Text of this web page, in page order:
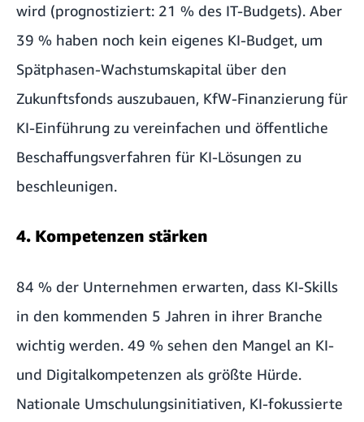
wird (prognostiziert: 21 % des IT-Budgets). Aber
39 % haben noch kein eigenes KI-Budget, um
Spätphasen-Wachstumskapital über den
Zukunftsfonds auszubauen, KfW-Finanzierung für
KI-Einführung zu vereinfachen und öffentliche
Beschaffungsverfahren für KI-Lösungen zu
beschleunigen.
4. Kompetenzen stärken
84 % der Unternehmen erwarten, dass KI-Skills
in den kommenden 5 Jahren in ihrer Branche
wichtig werden. 49 % sehen den Mangel an KI-
und Digitalkompetenzen als größte Hürde.
Nationale Umschulungsinitiativen, KI-fokussierte